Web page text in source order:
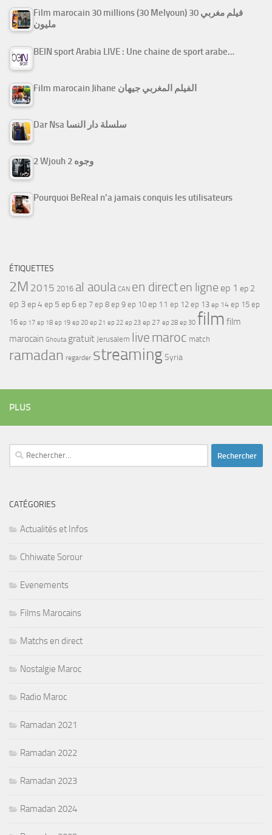
Film marocain 30 millions (30 Melyoun) فيلم مغربي 30
مليون
BEIN sport Arabia LIVE : Une chaine de sport arabe…
Film marocain Jihane الفيلم المغربي جيهان
Dar Nsa سلسلة دار النسا
2 Wjouh 2 وجوه
Pourquoi BeReal n’a jamais conquis les utilisateurs
ÉTIQUETTES
2M 2015 2016 al aoula CAN en directen ligne ep 1 ep 2
ep 3ep 4ep 5 ep 6 ep 7 ep 8 ep 9 ep 10 ep 11 ep 12 ep 13 ep 14 ep 15 ep
16 ep 17 ep 18 ep 19 ep 20 ep 21 ep 22 ep 23 ep 27 ep 28 ep 30 film film
marocain Ghouta gratuit Jerusalem live maroc match
ramadan regarder streamingSyria
PLUS
Rechercher :
CATÉGORIES
Actualités et Infos
Chhiwate Sorour
Evenements
Films Marocains
Matchs en direct
Nostalgie Maroc
Radio Maroc
Ramadan 2021
Ramadan 2022
Ramadan 2023
Ramadan 2024